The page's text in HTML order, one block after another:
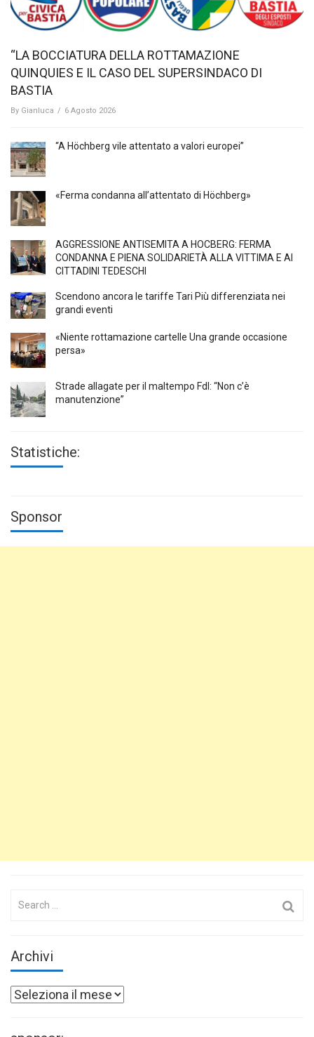
“LA BOCCIATURA DELLA ROTTAMAZIONE
QUINQUIES E IL CASO DEL SUPERSINDACO DI
BASTIA
By Gianluca / 6 Agosto 2026
“A Höchberg vile attentato a valori europei”
«Ferma condanna all’attentato di Höchberg»
AGGRESSIONE ANTISEMITA A HÖCBERG: FERMA
CONDANNA E PIENA SOLIDARIETÀ ALLA VITTIMA E AI
CITTADINI TEDESCHI
Scendono ancora le tariffe Tari Più differenziata nei
grandi eventi
«Niente rottamazione cartelle Una grande occasione
persa»
Strade allagate per il maltempo FdI: “Non c’è
manutenzione”
Statistiche:
Sponsor
Search
Archivi
Archivi